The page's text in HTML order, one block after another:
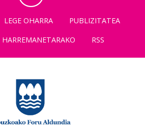
LEGE OHARRA
PUBLIZITATEA
HARREMANETARAKO RSS